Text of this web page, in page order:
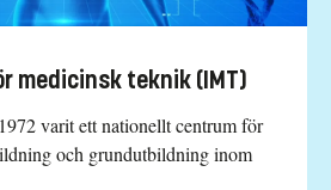
medicinsk teknik (IMT)
varit ett nationellt centrum för
och grundutbildning inom